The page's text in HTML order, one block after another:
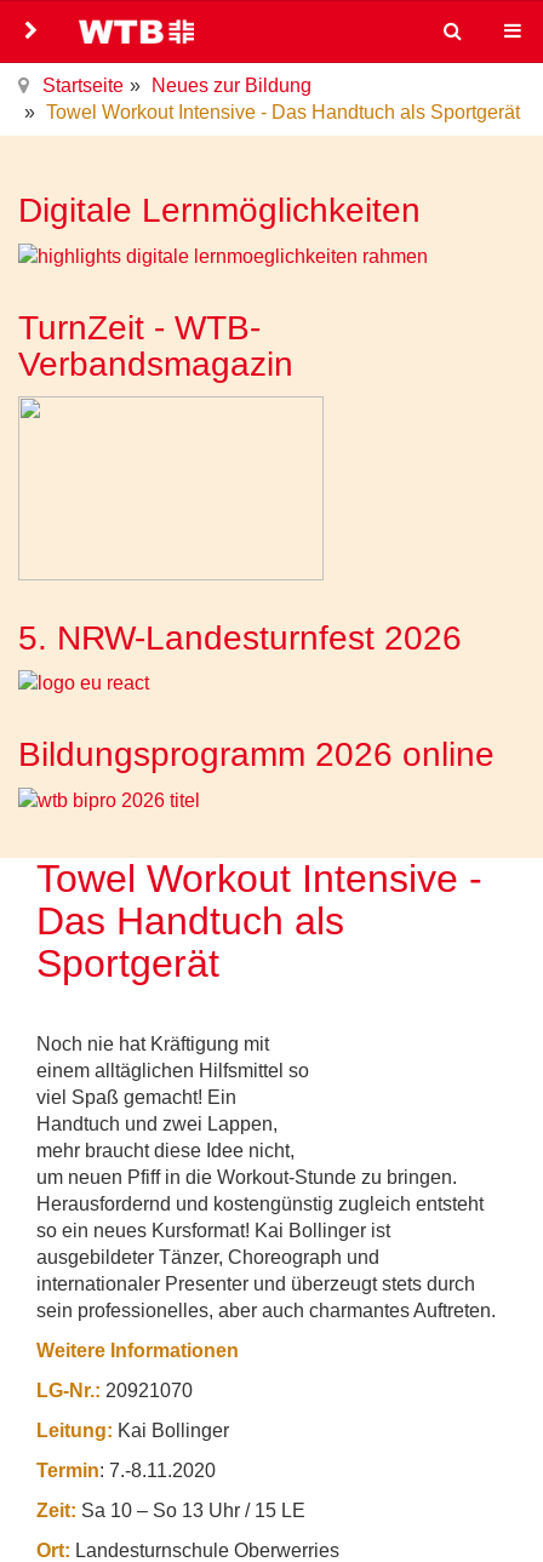
Startseite
Neues zur Bildung
Towel Workout Intensive - Das Handtuch als Sportgerät
Digitale Lernmöglichkeiten
TurnZeit - WTB-
Verbandsmagazin
5. NRW-Landesturnfest 2026
Bildungsprogramm 2026 online
Towel Workout Intensive -
Das Handtuch als
Sportgerät
Noch nie hat Kräftigung mit
einem alltäglichen Hilfsmittel so
viel Spaß gemacht! Ein
Handtuch und zwei Lappen,
mehr braucht diese Idee nicht,
um neuen Pfiff in die Workout-Stunde zu bringen.
Herausfordernd und kostengünstig zugleich entsteht
so ein neues Kursformat! Kai Bollinger ist
ausgebildeter Tänzer, Choreograph und
internationaler Presenter und überzeugt stets durch
sein professionelles, aber auch charmantes Auftreten.
Weitere Informationen
LG-Nr.: 20921070
Leitung: Kai Bollinger
Termin: 7.-8.11.2020
Zeit: Sa 10 – So 13 Uhr / 15 LE
Ort: Landesturnschule Oberwerries